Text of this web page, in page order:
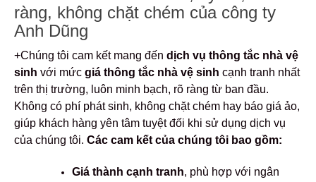
ràng, không chặt chém của công ty
Anh Dũng
+Chúng tôi cam kết mang đến dịch vụ thông tắc nhà vệ
sinh với mức giá thông tắc nhà vệ sinh cạnh tranh nhất
trên thị trường, luôn minh bạch, rõ ràng từ ban đầu.
Không có phí phát sinh, không chặt chém hay báo giá ảo,
giúp khách hàng yên tâm tuyệt đối khi sử dụng dịch vụ
của chúng tôi. Các cam kết của chúng tôi bao gồm:
Giá thành cạnh tranh, phù hợp với ngân